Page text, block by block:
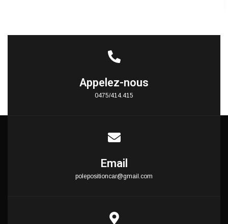
Appelez-nous
0475/414.415
Email
polepositioncar@gmail.com